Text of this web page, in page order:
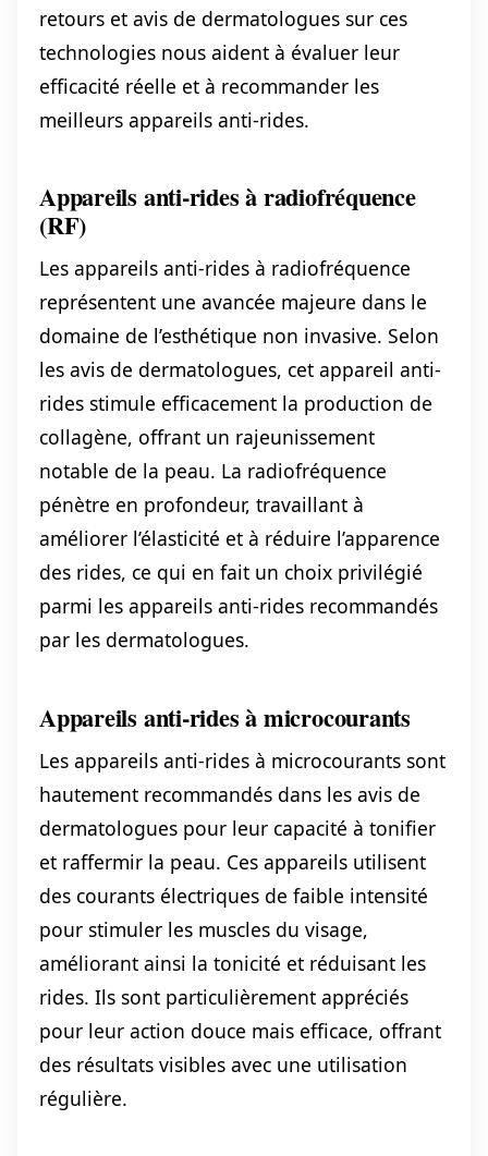
retours et avis de dermatologues sur ces
technologies nous aident à évaluer leur
efficacité réelle et à recommander les
meilleurs appareils anti-rides.
Appareils anti-rides à radiofréquence
(RF)
Les appareils anti-rides à radiofréquence
représentent une avancée majeure dans le
domaine de l’esthétique non invasive. Selon
les avis de dermatologues, cet appareil anti-
rides stimule efficacement la production de
collagène, offrant un rajeunissement
notable de la peau. La radiofréquence
pénètre en profondeur, travaillant à
améliorer l’élasticité et à réduire l’apparence
des rides, ce qui en fait un choix privilégié
parmi les appareils anti-rides recommandés
par les dermatologues.
Appareils anti-rides à microcourants
Les appareils anti-rides à microcourants sont
hautement recommandés dans les avis de
dermatologues pour leur capacité à tonifier
et raffermir la peau. Ces appareils utilisent
des courants électriques de faible intensité
pour stimuler les muscles du visage,
améliorant ainsi la tonicité et réduisant les
rides. Ils sont particulièrement appréciés
pour leur action douce mais efficace, offrant
des résultats visibles avec une utilisation
régulière.